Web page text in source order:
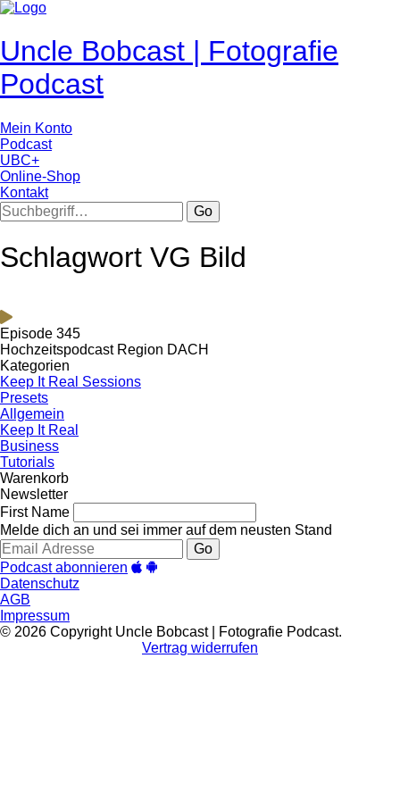
Uncle Bobcast | Fotografie
Podcast
Mein Konto
Podcast
UBC+
Online-Shop
Kontakt
Go
Schlagwort VG Bild
Episode 345
Hochzeitspodcast Region DACH
Kategorien
Keep It Real Sessions
Presets
Allgemein
Keep It Real
Business
Tutorials
Warenkorb
Newsletter
First Name
Melde dich an und sei immer auf dem neusten Stand
Go
Podcast abonnieren
Datenschutz
AGB
Impressum
© 2026 Copyright Uncle Bobcast | Fotografie Podcast.
Vertrag widerrufen